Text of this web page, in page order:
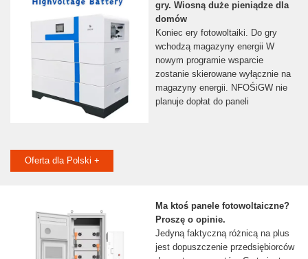
gry. Wiosną duże pieniądze dla
domów
Koniec ery fotowoltaiki. Do gry
wchodzą magazyny energii W
nowym programie wsparcie
zostanie skierowane wyłącznie na
magazyny energii. NFOŚiGW nie
planuje dopłat do paneli
Oferta dla Polski +
Ma ktoś panele fotowoltaiczne?
Proszę o opinie.
Jedyną faktyczną różnicą na plus
jest dopuszczenie przedsiębiorców